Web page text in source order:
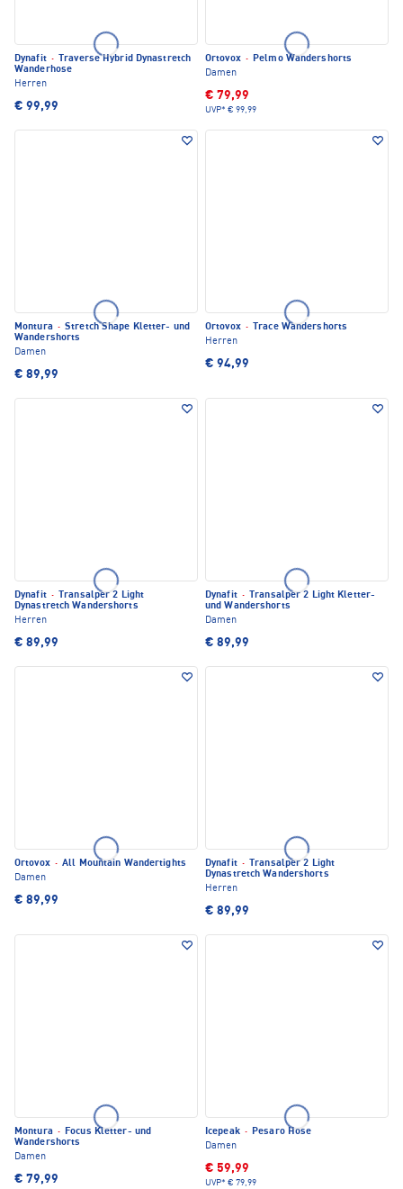
Dynafit ·
Traverse Hybrid Dynastretch
Wanderhose
Herren
€ 99,99
Ortovox · Pelmo Wandershorts
Damen
€ 79,99
UVP* € 99,99
Montura · Stretch Shape Kletter- und
Wandershorts
Damen
€ 89,99
Ortovox ·
Trace Wandershorts
Herren
€ 94,99
Dynafit ·
Transalper 2 Light
Dynastretch Wandershorts
Herren
€ 89,99
Dynafit ·
Transalper 2 Light Kletter-
und Wandershorts
Damen
€ 89,99
Ortovox · All Mountain Wandertights
Damen
€ 89,99
Dynafit ·
Transalper 2 Light
Dynastretch Wandershorts
Herren
€ 89,99
Montura · Focus Kletter- und
Wandershorts
Damen
€ 79,99
Icepeak · Pesaro Hose
Damen
€ 59,99
UVP* € 79,99